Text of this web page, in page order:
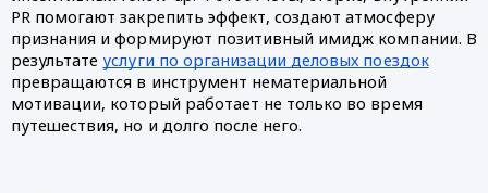
PR помогают закрепить эффект, создают атмосферу
признания и формируют позитивный имидж компании. В
результате услуги по организации деловых поездок
превращаются в инструмент нематериальной
мотивации, который работает не только во время
путешествия, но и долго после него.